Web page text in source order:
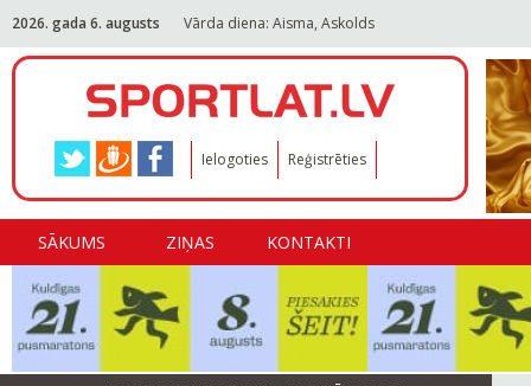
2026. gada 6. augusts Vārda diena: Aisma, Askolds
Ielogoties Reģistrēties
SĀKUMS ZIŅAS KONTAKTI